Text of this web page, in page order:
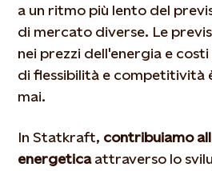
a un ritmo più lento del
di mercato diverse. Le
nei prezzi dell'energia e
di flessibilità e competitività
mai.
In Statkraft, contribuiamo
energeticaattraverso lo